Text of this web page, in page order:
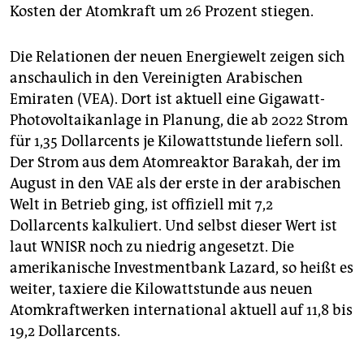
Kosten der Atomkraft um 26 Prozent stiegen.
Die Relationen der neuen Energiewelt zeigen sich
anschaulich in den Vereinigten Arabischen
Emiraten (VEA). Dort ist aktuell eine Gigawatt-
Photovoltaikanlage in Planung, die ab 2022 Strom
für 1,35 Dollarcents je Kilowattstunde liefern soll.
Der Strom aus dem Atomreaktor Barakah, der im
August in den VAE als der erste in der arabischen
Welt in Betrieb ging, ist offiziell mit 7,2
Dollarcents kalkuliert. Und selbst dieser Wert ist
laut WNISR noch zu niedrig angesetzt. Die
amerikanische Investmentbank Lazard, so heißt es
weiter, taxiere die Kilowattstunde aus neuen
Atomkraftwerken international aktuell auf 11,8 bis
19,2 Dollarcents.